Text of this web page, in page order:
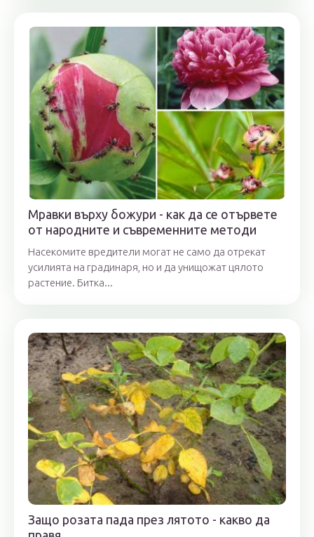
Мравки върху божури - как да се отървете
от народните и съвременните методи
Насекомите вредители могат не само да отрекат
усилията на градинаря, но и да унищожат цялото
растение. Битка...
Защо розата пада през лятото - какво да